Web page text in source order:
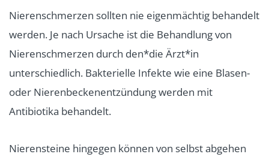
Nierenschmerzen sollten nie eigenmächtig behandelt
werden. Je nach Ursache ist die Behandlung von
Nierenschmerzen durch den*die Ärzt*in
unterschiedlich. Bakterielle Infekte wie eine Blasen-
oder Nierenbeckenentzündung werden mit
Antibiotika behandelt.
Nierensteine hingegen können von selbst abgehen